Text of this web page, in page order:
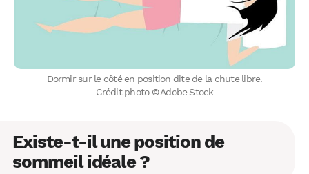
Dormir sur le côté en position dite de la chute libre.
Crédit photo © Adobe Stock
Existe-t-il une position de
sommeil idéale ?